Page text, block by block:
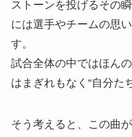
ストーンを投げるその
には選手やチームの思
す。
試合全体の中ではほん
はまぎれもなく“自分た
そう考えると、この曲